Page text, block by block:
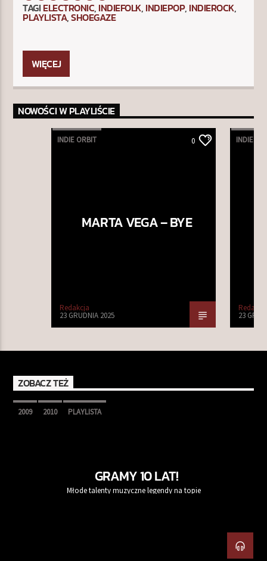
TAGI ELECTRONIC, INDIEFOLK, INDIEPOP, INDIEROCK,
PLAYLISTA,SHOEGAZE
Mniej znani, niezależni wykonawcy cieszący się
popularnością wąskiej ale wiernej grupy odbiorców.
WIĘCEJ
NOWOŚCI W PLAYLIŚCIE
INDIE ORBIT 0
MARTA VEGA – BYE
Redakcja
23 GRUDNIA 2025
INDIE
23
ZOBACZ TEŻ
2009 2010 PLAYLISTA
GRAMY 10 LAT!
Młode talenty muzyczne legendy na topie